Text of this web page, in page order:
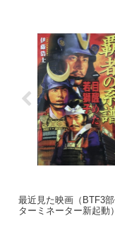
最近見た映画（BTF3部
ターミネーター新起動）